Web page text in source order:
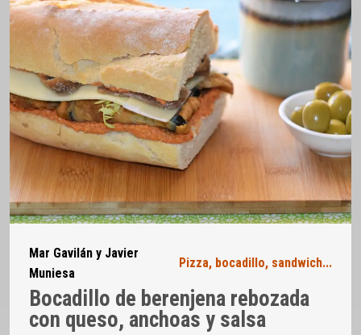
Mar Gavilán y Javier
Muniesa
Pizza, bocadillo, sandwich...
Bocadillo de berenjena rebozada
con queso, anchoas y salsa